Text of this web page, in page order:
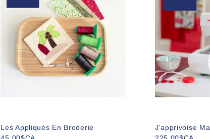
Les Appliqués En Broderie
J'apprivoise